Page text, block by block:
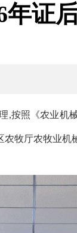
证
,按照《农业机
农牧厅农牧业机